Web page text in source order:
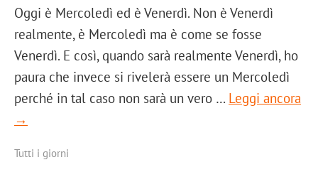
Oggi è Mercoledì ed è Venerdì. Non è Venerdì
realmente, è Mercoledì ma è come se fosse
Venerdì. E così, quando sarà realmente Venerdì, ho
paura che invece si rivelerà essere un Mercoledì
perché in tal caso non sarà un vero … Leggi ancora
→
Tutti i giorni